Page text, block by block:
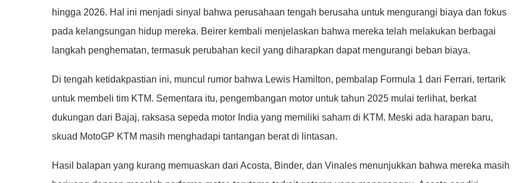
hingga 2026. Hal ini menjadi sinyal bahwa perusahaan tengah berusaha untuk mengurangi biaya dan fokus
pada kelangsungan hidup mereka. Beirer kembali menjelaskan bahwa mereka telah melakukan berbagai
langkah penghematan, termasuk perubahan kecil yang diharapkan dapat mengurangi beban biaya.
Di tengah ketidakpastian ini, muncul rumor bahwa Lewis Hamilton, pembalap Formula 1 dari Ferrari, tertarik
untuk membeli tim KTM. Sementara itu, pengembangan motor untuk tahun 2025 mulai terlihat, berkat
dukungan dari Bajaj, raksasa sepeda motor India yang memiliki saham di KTM. Meski ada harapan baru,
skuad MotoGP KTM masih menghadapi tantangan berat di lintasan.
Hasil balapan yang kurang memuaskan dari Acosta, Binder, dan Vinales menunjukkan bahwa mereka masih